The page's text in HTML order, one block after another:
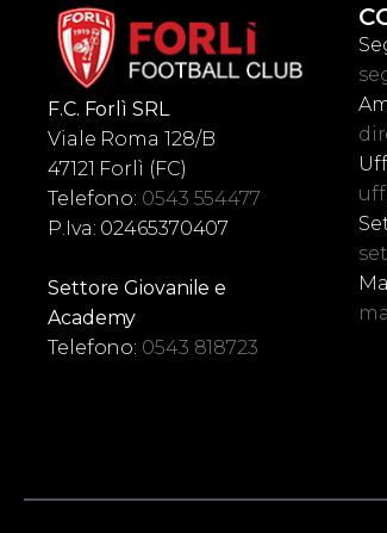
F.C. Forlì SRL
Viale Roma 128/B
47121 Forlì (FC)
Telefono: 0543 554477
P.Iva: 02465370407
Settore Giovanile e
Academy
Telefono: 0543 818723